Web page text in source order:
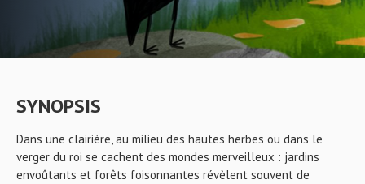
SYNOPSIS
Dans une clairière, au milieu des hautes herbes ou dans le
verger du roi se cachent des mondes merveilleux : jardins
envoûtants et forêts foisonnantes révèlent souvent de